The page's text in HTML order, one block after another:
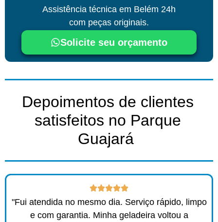
Assistência técnica em Belém 24h
com peças originais.
Solicite seu orçamento
Depoimentos de clientes
satisfeitos no Parque
Guajará ​
"Fui atendida no mesmo dia. Serviço rápido, limpo
e com garantia. Minha geladeira voltou a